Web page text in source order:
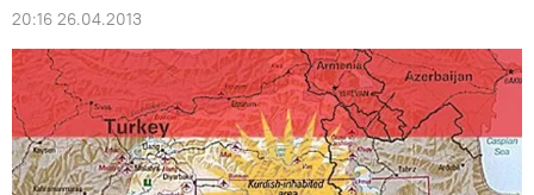
20:16 26.04.2013